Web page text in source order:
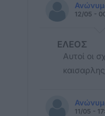
12/05 -
ΕΛΕΟΣ
Αυτοί οι
11/05 -